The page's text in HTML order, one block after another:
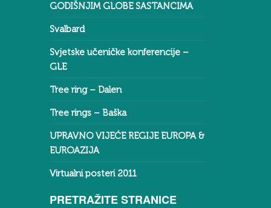
GODIŠNJIM GLOBE SASTANCIMA
Svalbard
Svjetske učeničke konferencije –
GLE
Tree ring – Dalen
Tree rings – Baška
UPRAVNO VIJEĆE REGIJE EUROPA &
EUROAZIJA
Virtualni posteri 2011
PRETRAŽITE STRANICE